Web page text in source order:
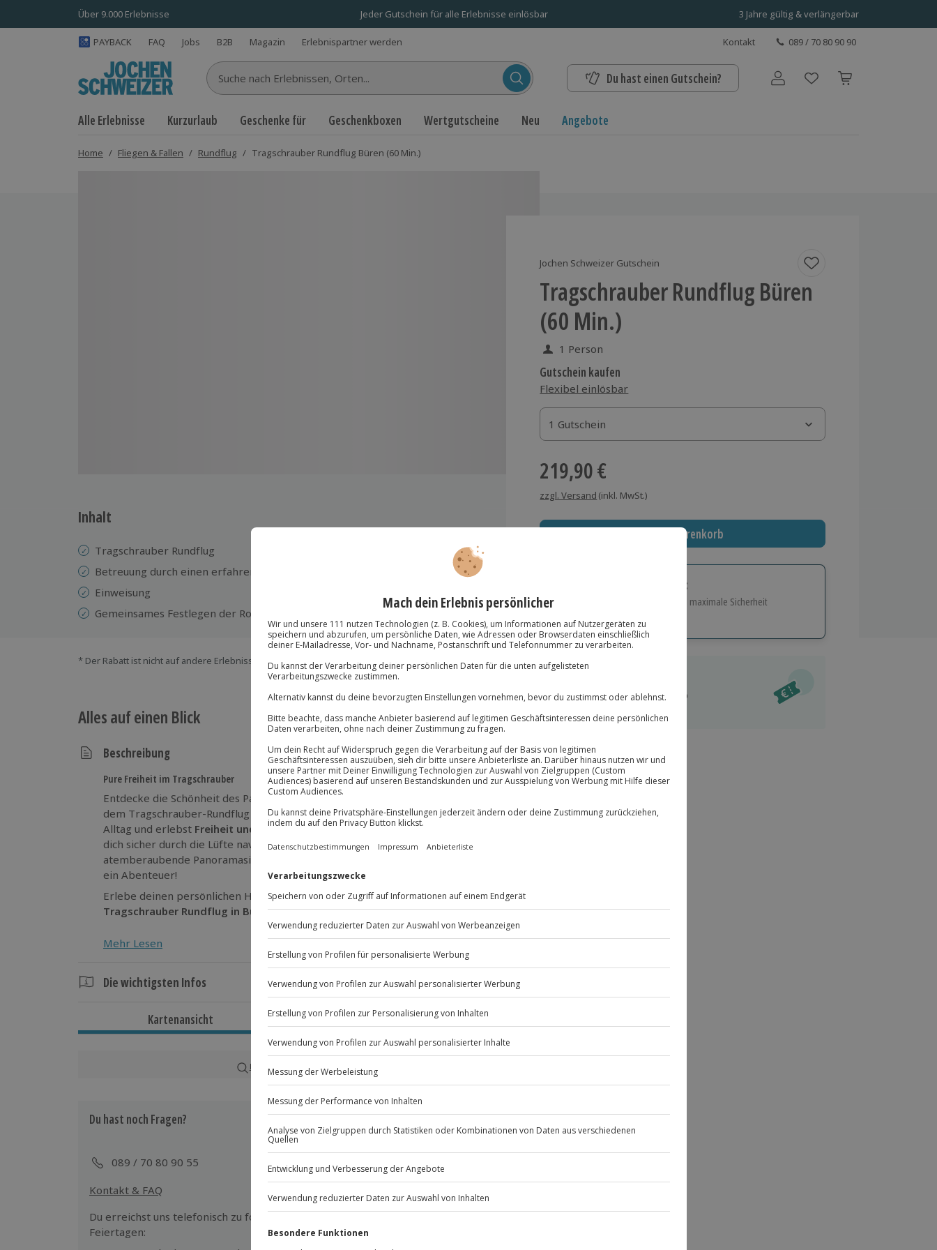
Über 9.000 Erlebnisse Jeder Gutschein für alle Erlebnisse einlösbar 3 Jahre gültig & verlängerbar
PAYBACK FAQ Jobs B2B Magazin Erlebnispartner werden Kontakt 089 / 70 80 90 90
Suche nach Erlebnissen... Du hast einen Gutschein? Benutzerkonto
Alle Erlebnisse Kurzurlaub Geschenke für Geschenkboxen Wertgutscheine Neu Angebote
Home / Fliegen & Fallen / Rundflug / Tragschrauber Rundflug Büren (60 Min.)
Jochen Schweizer Gutschein
Tragschrauber Rundflug Büren
(60 Min.)
1 Person
Gutschein kaufen
Flexibel einlösbar
1 Gutschein
1 Gutschein
1 Gutschein
219,90 €
zzgl. Versand (inkl. MwSt.)
In den Warenkorb
Immer das richtige Geschenk:
Große Auswahl, volle Flexibilität und maximale Sicherheit
Große Auswahl
Über 9.000 Erlebnisse.
Volle Flexibilität
Maximale Sicherheit
3 Jahre gültig & verlängerbar.
-15%* Club Deal verfügbar
Direktabzug im Warenkorb
Du erhältst °P
Inhalt
Tragschrauber Rundflug
Betreuung durch einen erfahrenen Piloten
Einweisung
Gemeinsames Festlegen der Route
* Der Rabatt ist nicht auf andere Erlebnisse bei der Einlösung übertragbar.
Alles auf einen Blick
Beschreibung
Pure Freiheit im Tragschrauber
Entdecke die Schönheit des Paderborner Landes aus luftiger Höhe! Bei
dem Tragschrauber-Rundflug über Büren kommst du raus aus deinem
Alltag und erlebst Freiheit und Weitsicht . Während der erfahrene Pilot
dich sicher durch die Lüfte navigiert, genießt du 60 Minuten lang die
atemberaubende Panoramasicht auf das idyllische Paderborner Land! Was
ein Abenteuer!
Erlebe deinen persönlichen Höhenflug und entdecke neue Horizonte beim
Tragschrauber Rundflug in Büren!
Mehr Lesen
Die wichtigsten Infos
Gesamtdauer: ca. 2,5-3 Stunden
Reine Erlebnisdauer: ca. 1 Stunde
Ganzjährig zu bestimmten Terminen verfügbar.
Mindestalter: 12 Jahre (unter 18 Jahren nur mit Einverständniserklärung
eines Erziehungsberechtigten)
Körpergröße: mind. 1,20 m, max. 2,00 m
Gewicht: max. 100 kg
Normale physische und psychische Verfassung
Kartenansicht Listenansicht
© OpenStreetMaps
Karte in Großansicht
Du hast noch Fragen?
089 / 70 80 90 55
Kontakt & FAQ
Jochen SchweizerGmbH
Mühldorfstraße 8
Du erreichst uns telefonisch zu folgenden Zeiten, außer an bundesweiten
Feiertagen: